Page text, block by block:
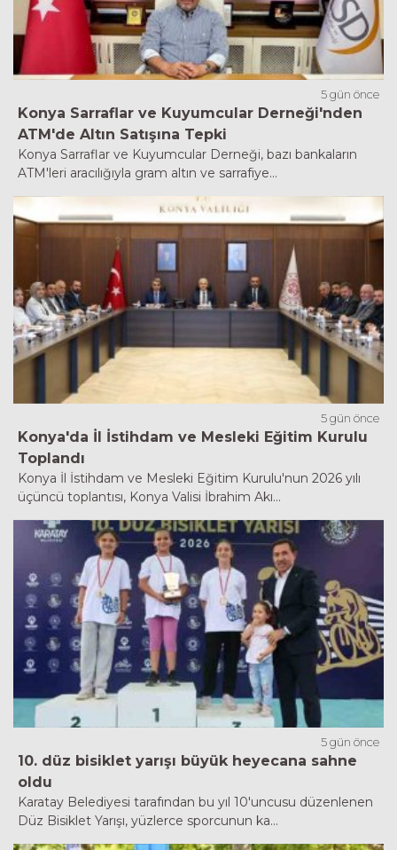
5 gün önce
Konya Sarraflar ve Kuyumcular Derneği'nden
ATM'de Altın Satışına Tepki
Konya Sarraflar ve Kuyumcular Derneği, bazı bankaların
ATM'leri aracılığıyla gram altın ve sarrafiye...
5 gün önce
Konya'da İl İstihdam ve Mesleki Eğitim Kurulu
Toplandı
Konya İl İstihdam ve Mesleki Eğitim Kurulu'nun 2026 yılı
üçüncü toplantısı, Konya Valisi İbrahim Akı...
5 gün önce
10. düz bisiklet yarışı büyük heyecana sahne
oldu
Karatay Belediyesi tarafından bu yıl 10'uncusu düzenlenen
Düz Bisiklet Yarışı, yüzlerce sporcunun ka...